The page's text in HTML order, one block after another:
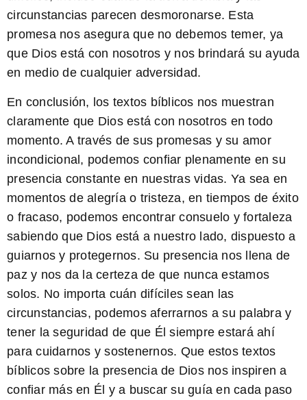
circunstancias parecen desmoronarse. Esta
promesa nos asegura que no debemos temer, ya
que Dios está con nosotros y nos brindará su ayuda
en medio de cualquier adversidad.
En conclusión, los textos bíblicos nos muestran
claramente que Dios está con nosotros en todo
momento. A través de sus promesas y su amor
incondicional, podemos confiar plenamente en su
presencia constante en nuestras vidas. Ya sea en
momentos de alegría o tristeza, en tiempos de éxito
o fracaso, podemos encontrar consuelo y fortaleza
sabiendo que Dios está a nuestro lado, dispuesto a
guiarnos y protegernos. Su presencia nos llena de
paz y nos da la certeza de que nunca estamos
solos. No importa cuán difíciles sean las
circunstancias, podemos aferrarnos a su palabra y
tener la seguridad de que Él siempre estará ahí
para cuidarnos y sostenernos. Que estos textos
bíblicos sobre la presencia de Dios nos inspiren a
confiar más en Él y a buscar su guía en cada paso